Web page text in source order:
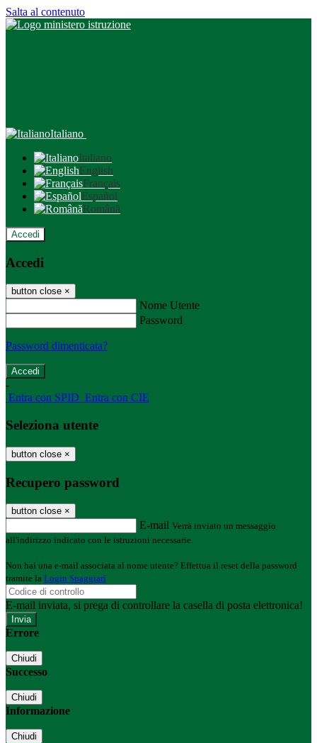
Salta al contenuto
Italiano
Italiano
English
Français
Español
Română
Accedi
Accedi
button close ×
Nome Utente
Password
Password dimenticata?
-
Entra con SPID Entra con CIE
Seleziona utente
button close ×
Recupero password
button close ×
E-mail Verrà inviato un messaggio
all'indirizzo indicato con le istruzioni necessarie.
Non hai una e-mail associata al nome utente? Effettua il reset della password
tramite la Login Spaggiari
E-mail inviata, si prega di controllare la casella di posta elettronica!
Errore
Chiudi
Successo
Chiudi
Informazione
Chiudi